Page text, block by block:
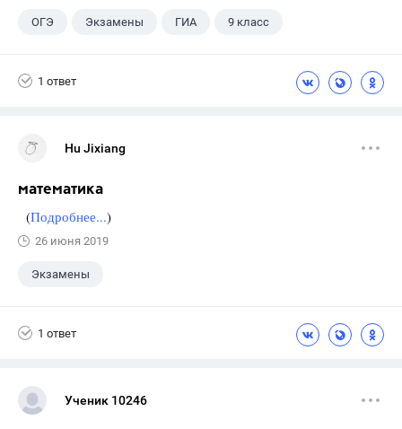
ОГЭ Экзамены ГИА 9 класс
1 ответ
Hu Jixiang
математика
(Подробнее...)
26 июня 2019
Экзамены
1 ответ
Ученик 10246